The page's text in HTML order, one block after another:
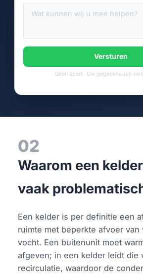
Versturen
Geen spam. Uw gegevens zijn
02
Waarom een
vaak
Een kelder is per definitie een
ruimte met beperkte afvoer van
vocht. Een buitenunit moet
afgeven; in een kelder leidt die
recirculatie, waardoor de